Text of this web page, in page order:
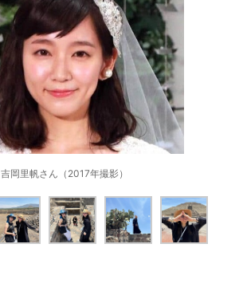
吉岡里帆さん（2017年撮影）